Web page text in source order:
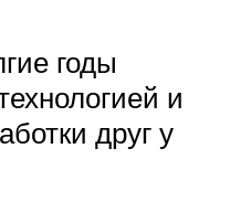
годы
и
друг у